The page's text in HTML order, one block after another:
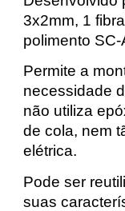
3x2mm, 1
polimento SC-
Permite a
necessidade
não utiliza
de cola, nem
elétrica.
Pode ser
suas